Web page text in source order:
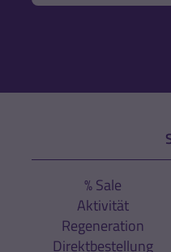
% Sale
Aktivität
Regeneration
Direktbestellung